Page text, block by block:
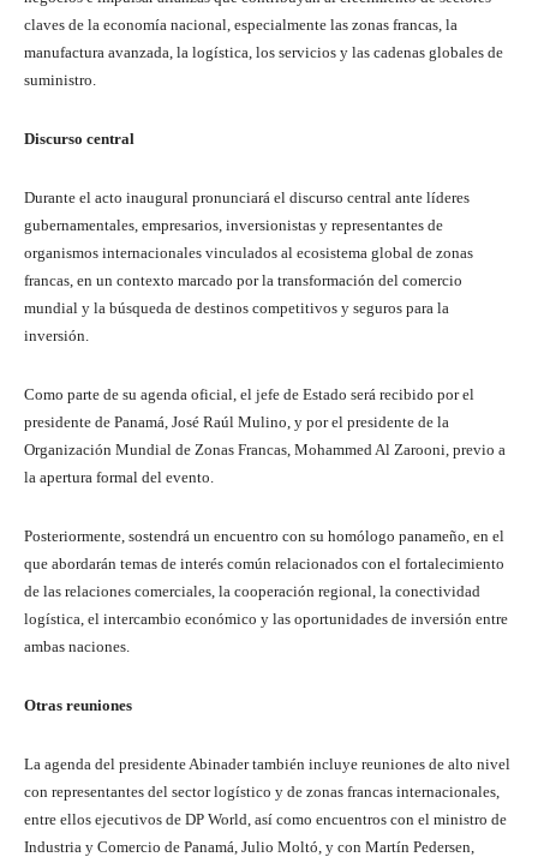
claves de la economía nacional, especialmente las zonas francas, la
manufactura avanzada, la logística, los servicios y las cadenas globales de
suministro.
Discurso central
Durante el acto inaugural pronunciará el discurso central ante líderes
gubernamentales, empresarios, inversionistas y representantes de
organismos internacionales vinculados al ecosistema global de zonas
francas, en un contexto marcado por la transformación del comercio
mundial y la búsqueda de destinos competitivos y seguros para la
inversión.
Como parte de su agenda oficial, el jefe de Estado será recibido por el
presidente de Panamá, José Raúl Mulino, y por el presidente de la
Organización Mundial de Zonas Francas, Mohammed Al Zarooni, previo a
la apertura formal del evento.
Posteriormente, sostendrá un encuentro con su homólogo panameño, en el
que abordarán temas de interés común relacionados con el fortalecimiento
de las relaciones comerciales, la cooperación regional, la conectividad
logística, el intercambio económico y las oportunidades de inversión entre
ambas naciones.
Otras reuniones
La agenda del presidente Abinader también incluye reuniones de alto nivel
con representantes del sector logístico y de zonas francas internacionales,
entre ellos ejecutivos de DP World, así como encuentros con el ministro de
Industria y Comercio de Panamá, Julio Moltó, y con Martín Pedersen,